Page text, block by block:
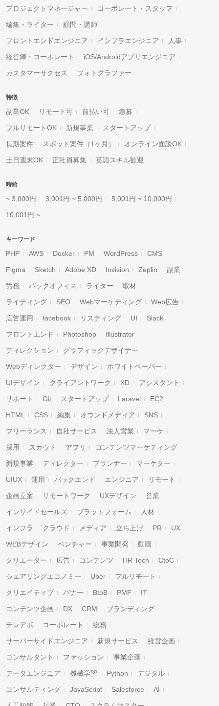
プロジェクトマネージャー コーポレート・スタッフ
編集・ライター 顧問・講師
フロントエンドエンジニア インフラエンジニア 人事
経営陣・コーポレート iOS/Androidアプリエンジニア
カスタマーサクセス フォトグラファー
特徴
副業OK リモート可 前払い可 急募
フルリモートOK 新規事業 スタートアップ
長期案件 スポット案件（1ヶ月） オンライン面談OK
土日週末OK 正社員募集 英語スキル歓迎
時給
~ 3,000円 3,001円 ~ 5,000円 5,001円 ~ 10,000円
10,001円 ~
キーワード
PHP AWS Docker PM WordPress CMS
Figma Sketch Adobe XD Invision Zeplin 副業
労務 バックオフィス ライター 取材
ライティング SEO Webマーケティング Web広告
広告運用 facebook リスティング UI Slack
フロントエンド Photoshop Illustrator
ディレクション グラフィックデザイナー
Webディレクター デザイン ホワイトペーパー
UIデザイン クライアントワーク XD アシスタント
サポート Git スタートアップ Laravel EC2
HTML CSS 編集 オウンドメディア SNS
フリーランス 自社サービス 法人営業 マーケ
採用 スカウト アプリ コンテンツマーケティング
新規事業 ディレクター プランナー マーケター
UIUX 運用 バックエンド エンジニア リモート
企画立案 リモートワーク UXデザイン 営業
インサイドセールス プラットフォーム 人材
インフラ クラウド メディア 立ち上げ PR UX
WEBデザイン ベンチャー 事業開発 動画
クリエーター 広告 コンテンツ HR Tech CtoC
シェアリングエコノミー Uber フルリモート
クリエイティブ バナー BtoB PMF IT
コンテンツ企画 DX CRM ブランディング
テレアポ コーポレート 総務
サーバーサイドエンジニア 新規サービス 経営企画
コンサルタント ファッション 事業企画
データエンジニア 機械学習 Python デジタル
コンサルティング JavaScript Salesforce AI